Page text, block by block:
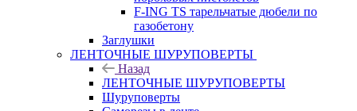
F-ING TS тарельчатые дюбели по
газобетону
Заглушки
ЛЕНТОЧНЫЕ ШУРУПОВЕРТЫ
Назад
ЛЕНТОЧНЫЕ ШУРУПОВЕРТЫ
Шуруповерты